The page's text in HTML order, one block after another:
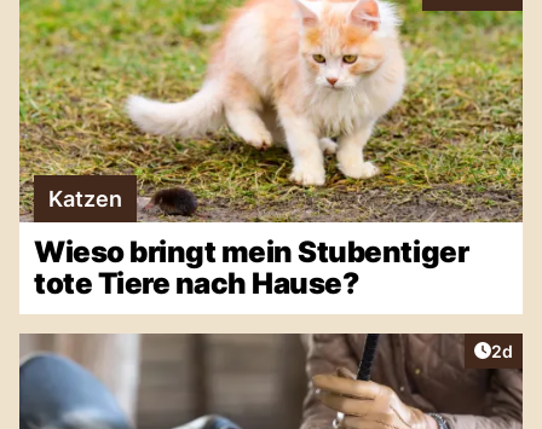
Katzen
Wieso bringt mein Stubentiger
tote Tiere nach Hause?
2d